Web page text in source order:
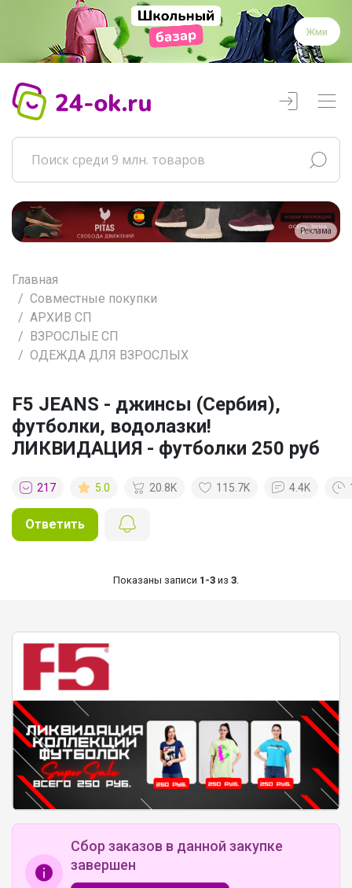
Жми
Реклама
Главная
Совместные покупки
АРХИВ СП
ВЗРОСЛЫЕ СП
ОДЕЖДА ДЛЯ ВЗРОСЛЫХ
F5 JEANS - джинсы (Сербия),
футболки, водолазки!
ЛИКВИДАЦИЯ - футболки 250 руб
217 5.0 20.8K 115.7K 4.4K
Ответить
Показаны записи 1-3 из 3
Сбор заказов в данной закупке
завершен